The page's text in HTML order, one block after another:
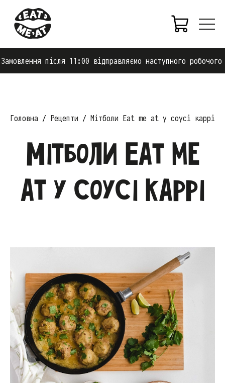
після 11:00 відправляємо наступного робочого дня.
Головна Рецепти Мітболи Eat me at у соусі каррі
Мітболи Eat me
at у соусі каррі